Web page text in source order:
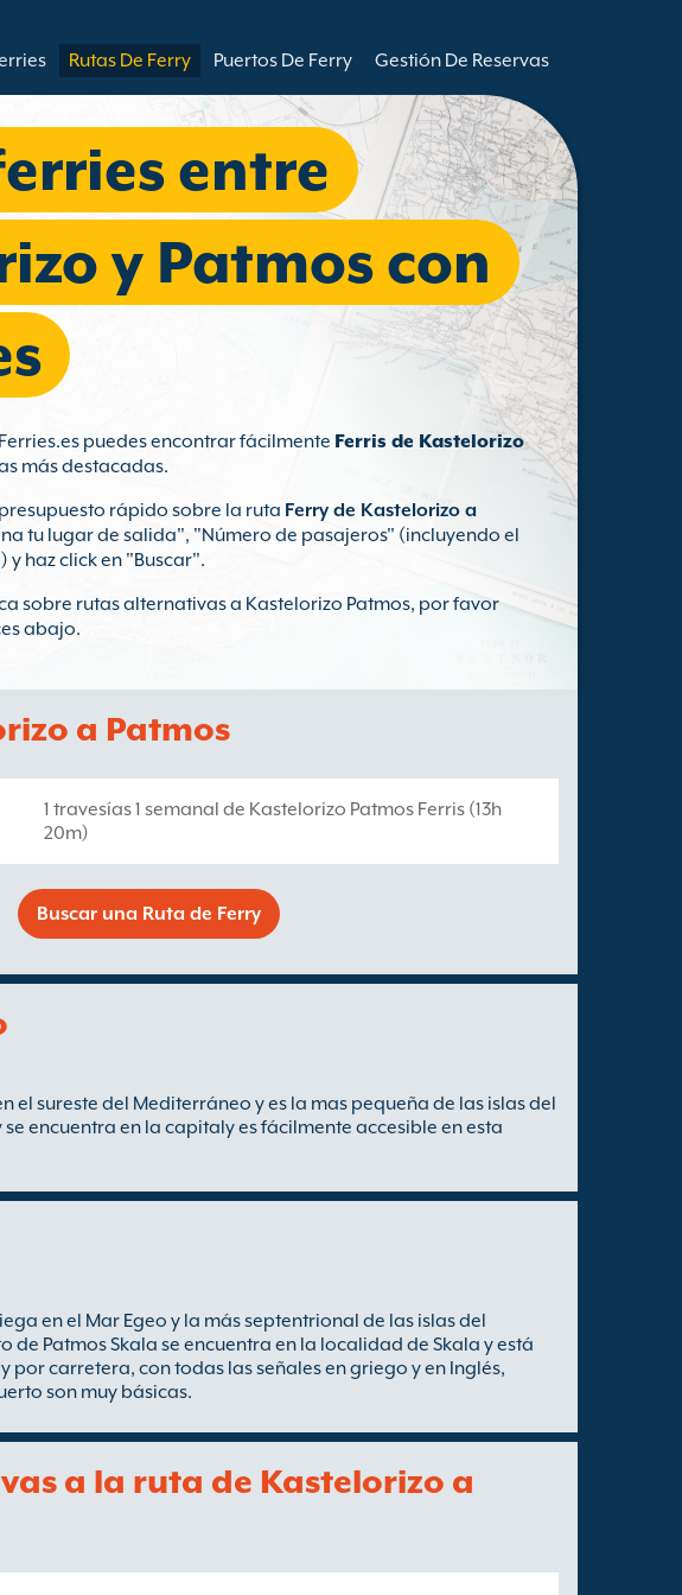
Rutas De Ferry Puertos De Ferry Gestión De Reservas
entre
y Patmos con
puedes encontrar fácilmente Ferris de Kastelorizo
más destacadas.
rápido sobre la ruta Ferry de Kastelorizo a
tu lugar de salida", "Número de pasajeros" (incluyendo el
haz click en "Buscar".
sobre rutas alternativas a Kastelorizo Patmos, por favor
abajo.
a Patmos
1 travesías 1 semanal de Kastelorizo Patmos Ferris (13h
20m)
Buscar una Ruta de Ferry
el sureste del Mediterráneo y es la mas pequeña de las islas del
encuentra en la capitaly es fácilmente accesible en esta
en el Mar Egeo y la más septentrional de las islas del
de Patmos Skala se encuentra en la localidad de Skala y está
por carretera, con todas las señales en griego y en Inglés,
son muy básicas.
a la ruta de Kastelorizo a